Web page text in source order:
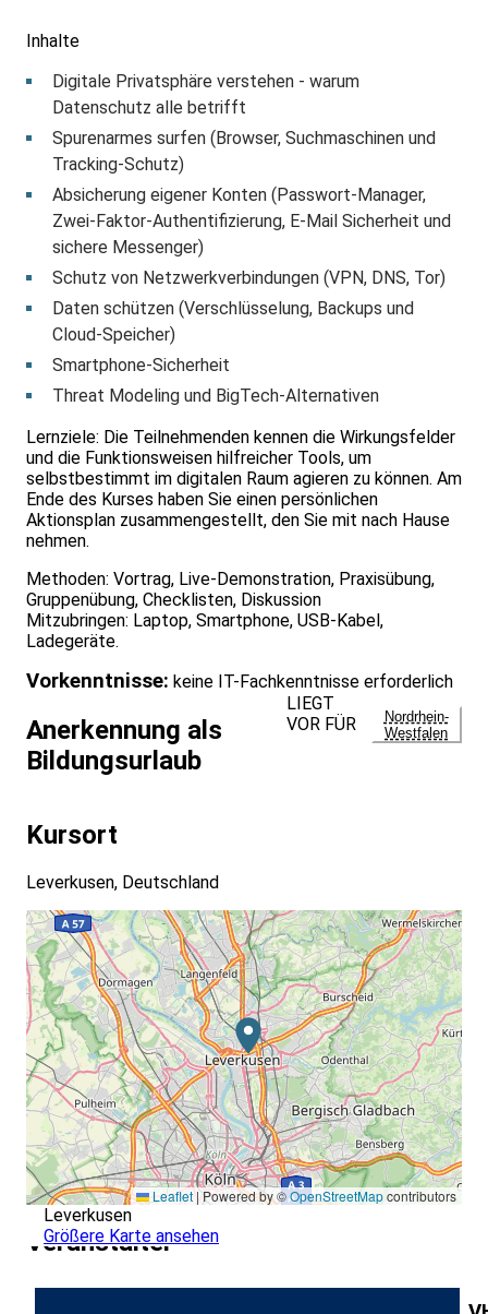
Inhalte
Digitale Privatsphäre verstehen - warum
Datenschutz alle betrifft
Spurenarmes surfen (Browser, Suchmaschinen und
Tracking-Schutz)
Absicherung eigener Konten (Passwort-Manager,
Zwei-Faktor-Authentifizierung, E-Mail Sicherheit und
sichere Messenger)
Schutz von Netzwerkverbindungen (VPN, DNS, Tor)
Daten schützen (Verschlüsselung, Backups und
Cloud-Speicher)
Smartphone-Sicherheit
Threat Modeling und BigTech-Alternativen
Lernziele: Die Teilnehmenden kennen die Wirkungsfelder
und die Funktionsweisen hilfreicher Tools, um
selbstbestimmt im digitalen Raum agieren zu können. Am
Ende des Kurses haben Sie einen persönlichen
Aktionsplan zusammengestellt, den Sie mit nach Hause
nehmen.
Methoden: Vortrag, Live-Demonstration, Praxisübung,
Gruppenübung, Checklisten, Diskussion
Mitzubringen: Laptop, Smartphone, USB-Kabel,
Ladegeräte.
Vorkenntnisse: keine IT-Fachkenntnisse erforderlich
Anerkennung als
Bildungsurlaub
LIEGT
VOR FÜR
Nordrhein-
Westfalen
Kursort
Leverkusen, Deutschland
Leaflet |Powered by ©OpenStreetMapcontributors
Leverkusen
Größere Karte ansehen
Veranstalter